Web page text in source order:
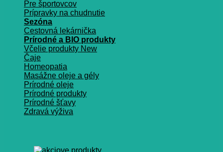
Pre športovcov
Prípravky na chudnutie
Sezóna
Cestovná lekárnička
Prírodné a BIO produkty
Včelie produkty
Čaje
Homeopatia
Masážne oleje a gély
Prírodné oleje
Prírodné produkty
Prírodné šťavy
Zdravá výživa